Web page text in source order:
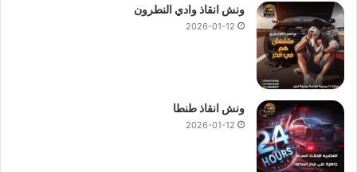
ونش انقاذ وادي النطرون
2026-01-12
ونش انقاذ طنطا
2026-01-12